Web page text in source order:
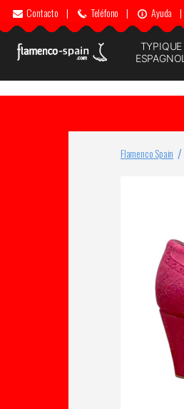
Contacto | Teléfono | Ayuda |
TYPIQUE
ESPAGNOL
Flamenco Spain